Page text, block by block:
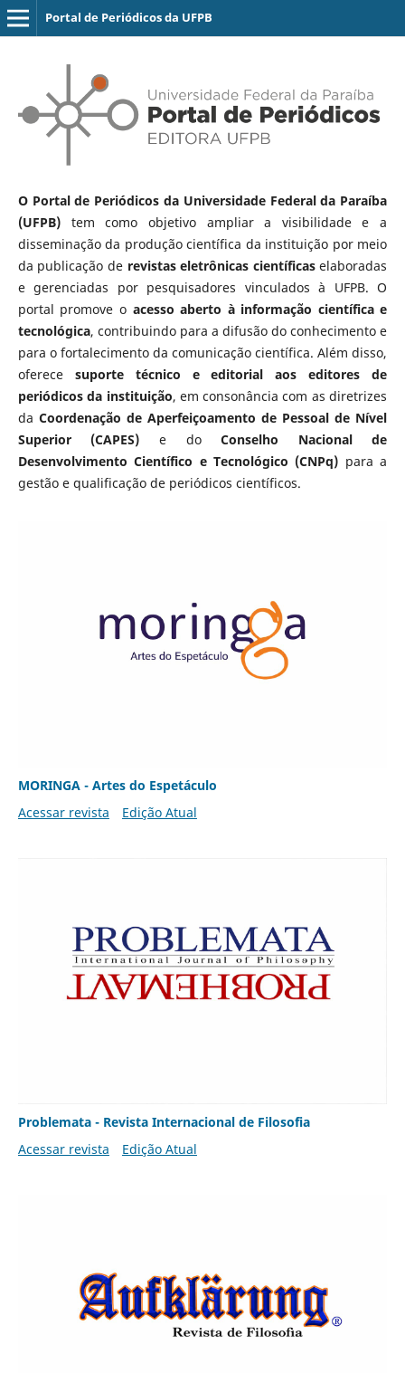
Portal de Periódicos da UFPB
O Portal de Periódicos da Universidade Federal da Paraíba
(UFPB)tem como objetivo ampliar a visibilidade e a
disseminação da produção científica da instituição por meio
da publicação de revistas eletrônicas científicaselaboradas
e gerenciadas por pesquisadores vinculados à UFPB. O
portal promove o acesso aberto à informação científica e
tecnológica, contribuindo para a difusão do conhecimento e
para o fortalecimento da comunicação científica. Além disso,
oferece suporte técnico e editorial aos editores de
periódicos da instituição, em consonância com as diretrizes
da Coordenação de Aperfeiçoamento de Pessoal de Nível
Superior (CAPES) e doConselho Nacional de
Desenvolvimento Científico e Tecnológico (CNPq) para a
gestão e qualificação de periódicos científicos.
MORINGA - Artes do Espetáculo
Acessar revista
Edição Atual
Problemata - Revista Internacional de Filosofia
Acessar revista
Edição Atual